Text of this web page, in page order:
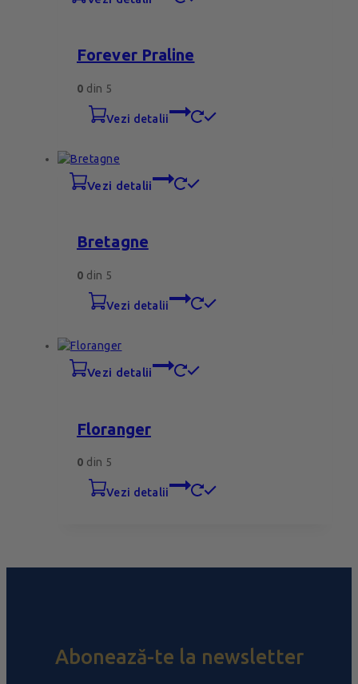
Forever Praline
0 din 5
vezi detalii
vezi detalii
Bretagne
0 din 5
vezi detalii
vezi detalii
Floranger
0 din 5
vezi detalii
Abonează-te la newsletter